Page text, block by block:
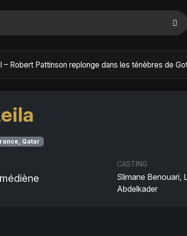
Qatar
CASTING
Slimane Benouari,
Abdelkader